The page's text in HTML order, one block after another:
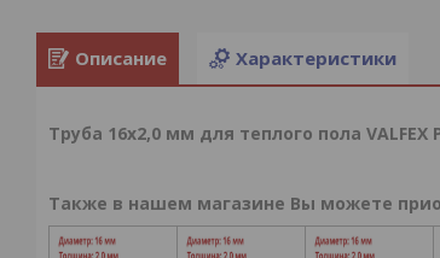
Описание Характеристики
Труба 16x2,0 мм для теплого пола
Также в нашем магазине Вы можете